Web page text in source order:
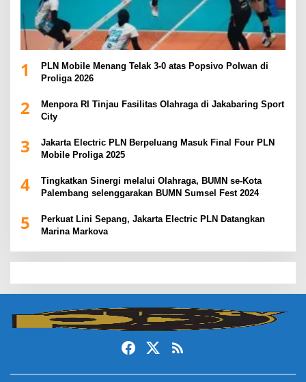
1
PLN Mobile Menang Telak 3-0 atas Popsivo Polwan di
Proliga 2026
2
Menpora RI Tinjau Fasilitas Olahraga di Jakabaring Sport
City
3
Jakarta Electric PLN Berpeluang Masuk Final Four PLN
Mobile Proliga 2025
4
Tingkatkan Sinergi melalui Olahraga, BUMN se-Kota
Palembang selenggarakan BUMN Sumsel Fest 2024
5
Perkuat Lini Sepang, Jakarta Electric PLN Datangkan
Marina Markova
slot gacor
slot gacor hari ini
dewa138